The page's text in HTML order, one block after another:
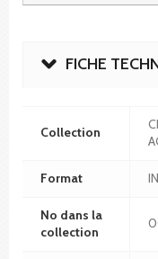
FICHE
Collection
Format
No dans la
collection